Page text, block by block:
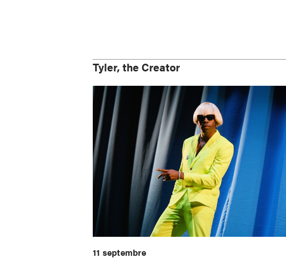
Tyler, the Creator
11 septembre